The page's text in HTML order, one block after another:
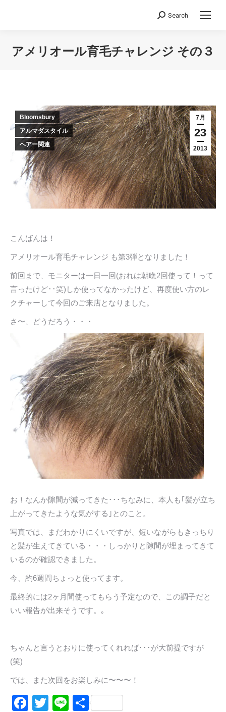
Search:
Search
アメリオール育毛チャレンジ その３
7月
23
2013
Bloomsbury
アルマダスタイル
ヘアー関連
こんばんは！
アメリオール育毛チャレンジ も第3弾となりました！
前回まで、モニターは一日一回(おれは朝晩2回使って！って
言ったけど･･笑)しか使ってなかったけど、再度使い方のレ
クチャーして今回のご来店となりました。
さ〜、どうだろう・・・
お！なんか隙間が減ってきた･･･ちなみに、本人も｢髪が立ち
上がってきたような気がする｣とのこと。
写真では、まだわかりにくいですが、短いながらもきっちり
と髪が生えてきている・・・しっかりと隙間が埋まってきて
いるのが確認できました。
今、約6週間ちょっと使ってます。
最終的には2ヶ月間使ってもらう予定なので、この調子だと
いい報告が出来そうです。｡
ちゃんと言うとおりに使ってくれれば･･･が大前提ですが
(笑)
では、また次回をお楽しみに〜〜〜！
Facebook
Twitter
Line共